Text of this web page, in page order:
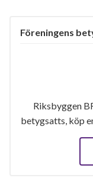
Föreningens
Riksbyggen
betygsatts, köp